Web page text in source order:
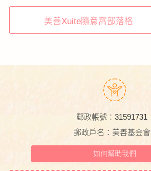
美善Xuite隨意窩部落格
郵政帳號：31591731
郵政戶名：美善基金會
如何幫助我們